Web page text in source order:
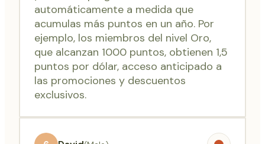
automáticamente a medida que
acumulas más puntos en un año. Por
ejemplo, los miembros del nivel Oro,
que alcanzan 1000 puntos, obtienen 1,5
puntos por dólar, acceso anticipado a
las promociones y descuentos
exclusivos.